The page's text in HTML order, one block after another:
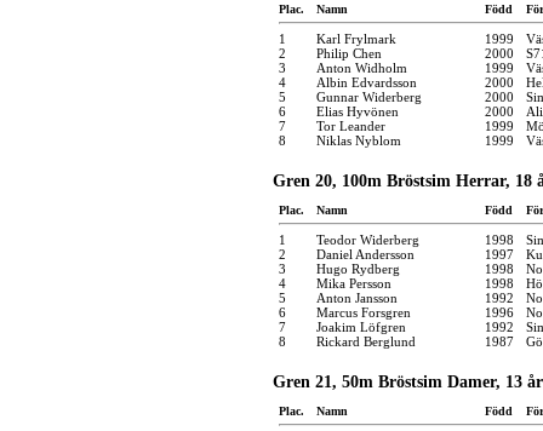
Plac. Namn Född
1 Karl Frylmark 1999
2
Philip Chen 2000
3
Anton Widholm 1999
4
Albin Edvardsson 2000
5
Gunnar Widerberg 2000
6
Elias Hyvönen 2000
7
Tor Leander 1999
8
Niklas Nyblom 1999
Gren 20, 100m Bröstsim Herrar, 18
Plac. Namn Född
1 Teodor Widerberg 1998
2
Daniel Andersson 1997
3
Hugo Rydberg 1998
4
Mika Persson 1998
5
Anton Jansson 1992
6
Marcus Forsgren 1996
7
Joakim Löfgren 1992
8
Rickard Berglund 1987
Gren 21, 50m Bröstsim Damer, 13
Plac. Namn Född